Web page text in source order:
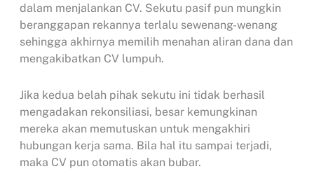
dalam menjalankan CV. Sekutu pasif pun mungkin
beranggapan rekannya terlalu sewenang-wenang
sehingga akhirnya memilih menahan aliran dana dan
mengakibatkan CV lumpuh.
Jika kedua belah pihak sekutu ini tidak berhasil
mengadakan rekonsiliasi, besar kemungkinan
mereka akan memutuskan untuk mengakhiri
hubungan kerja sama. Bila hal itu sampai terjadi,
maka CV pun otomatis akan bubar.